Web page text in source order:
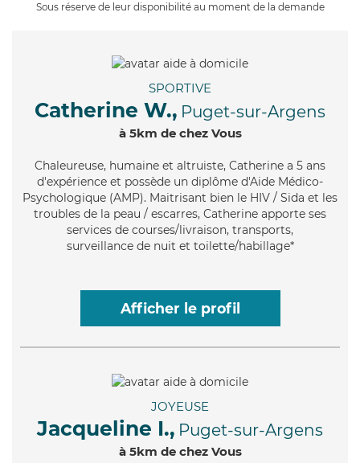
Sous réserve de leur disponibilité au moment de la demande
SPORTIVE
Catherine W., Puget-sur-Argens
à 5km de chez Vous
Chaleureuse, humaine et altruiste, Catherine a 5 ans
d'expérience et possède un diplôme d'Aide Médico-
Psychologique (AMP). Maitrisant bien le HIV / Sida et les
troubles de la peau / escarres, Catherine apporte ses
services de courses/livraison, transports,
surveillance de nuit et toilette/habillage*
Afficher le profil
JOYEUSE
Jacqueline I., Puget-sur-Argens
à 5km de chez Vous